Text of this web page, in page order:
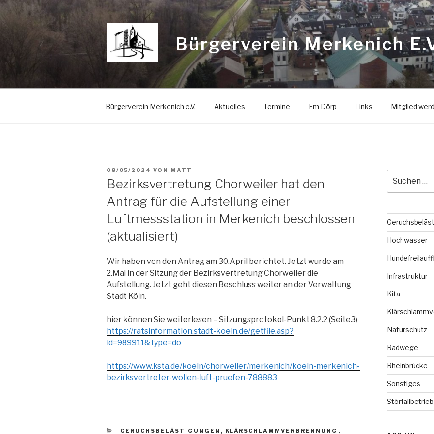
Zum
springen
Bürgerverein Merkenich
Bürgerverein Merkenich e.V. Aktuelles Termine Em Dörp Links Mitglied
VERÖFFENTLICHT
08/05/2024 VON MATT
Bezirksvertretung Chorweiler hat den
Antrag für die Aufstellung einer
Luftmessstation in Merkenich beschlossen
(aktualisiert)
Wir haben von den Antrag am 30.April berichtet. Jetzt wurde am
2.Mai in der Sitzung der Bezirksvertretung Chorweiler die
Aufstellung. Jetzt geht diesen Beschluss weiter an der Verwaltung
Stadt Köln.
hier können Sie weiterlesen – Sitzungsprotokol-Punkt 8.2.2 (Seite3)
https://ratsinformation.stadt-koeln.de/getfile.asp?
id=989911&type=do
https://www.ksta.de/koeln/chorweiler/merkenich/koeln-merkenich-
bezirksvertreter-wollen-luft-pruefen-788883
KATEGORIEN
GERUCHSBELÄSTIGUNGEN , KLÄRSCHLAMMVERBRENNUNG ,
nach:
Hochwasser
Infrastruktur
Kita
Naturschutz
Radwege
Rheinbrücke
Sonstiges